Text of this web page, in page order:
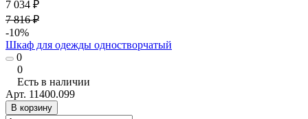
7 034 ₽
7 816 ₽
-10%
Шкаф для одежды одностворчатый
0
0
Есть в наличии
Арт. 11400.099
В корзину